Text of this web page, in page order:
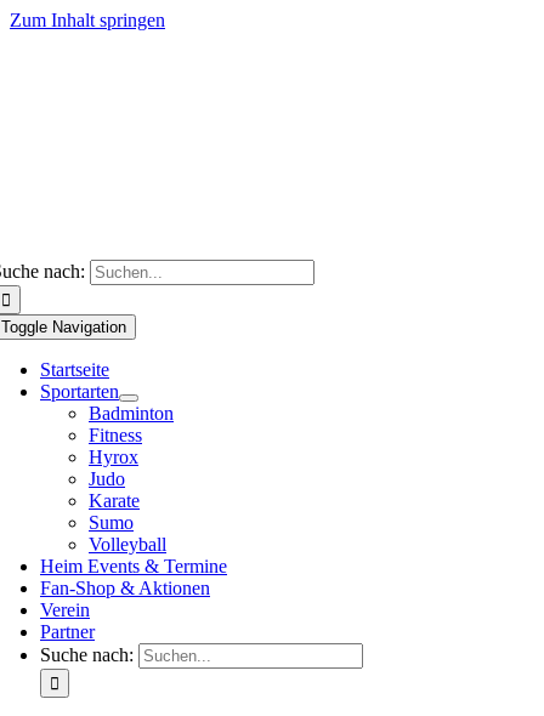
Zum Inhalt springen
nach:
Toggle Navigation
Startseite
Sportarten
Badminton
Fitness
Hyrox
Judo
Karate
Sumo
Volleyball
Heim Events & Termine
Fan-Shop & Aktionen
Verein
Partner
Suche nach: